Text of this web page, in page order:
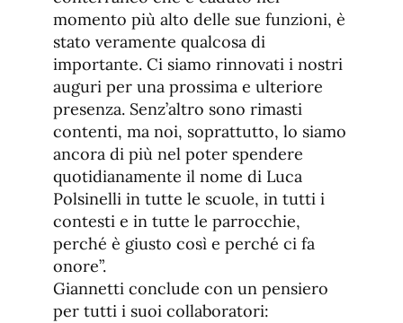
momento più alto delle sue funzioni, è
stato veramente qualcosa di
importante. Ci siamo rinnovati i nostri
auguri per una prossima e ulteriore
presenza. Senz’altro sono rimasti
contenti, ma noi, soprattutto, lo siamo
ancora di più nel poter spendere
quotidianamente il nome di Luca
Polsinelli in tutte le scuole, in tutti i
contesti e in tutte le parrocchie,
perché è giusto così e perché ci fa
onore”.
Giannetti conclude con un pensiero
per tutti i suoi collaboratori: